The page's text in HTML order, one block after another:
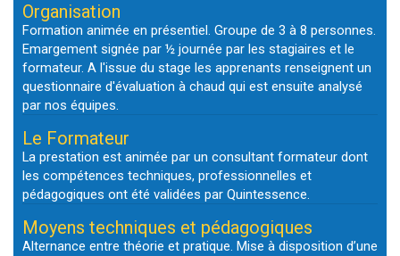
Organisation
Formation animée en présentiel. Groupe de 3 à 8 personnes.
Emargement signée par ½ journée par les stagiaires et le
formateur. A l'issue du stage les apprenants renseignent un
questionnaire d'évaluation à chaud qui est ensuite analysé
par nos équipes.
Le Formateur
La prestation est animée par un consultant formateur dont
les compétences techniques, professionnelles et
pédagogiques ont été validées par Quintessence.
Moyens techniques et pédagogiques
Alternance entre théorie et pratique. Mise à disposition d’une